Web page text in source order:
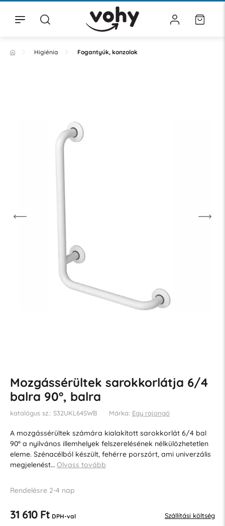
Higiénia Fogantyúk, konzolok
Mozgássérültek sarokkorlátja 6/4
balra 90°, balra
katalógus sz.: S32UKL64SWB Márka: Egy rajongó
A mozgássérültek számára kialakított sarokkorlát 6/4 bal
90º a nyilvános illemhelyek felszerelésének nélkülözhetetlen
eleme. Szénacélból készült, fehérre porszórt, ami univerzális
megjelenést… Olvass tovább
Rendelésre 2-4 nap
31 610 Ft DPH-val Szállítási költség